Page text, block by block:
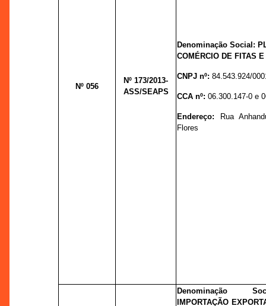
Nº 056
Nº 173/2013-
ASS/SEAPS
Denominação Social:
COMÉRCIO DE FITAS
CNPJ nº:84.543.924/
CCA nº:06.300.147-0 e
Endereço:
Rua
Flores
Denominação
IMPORTAÇÃO